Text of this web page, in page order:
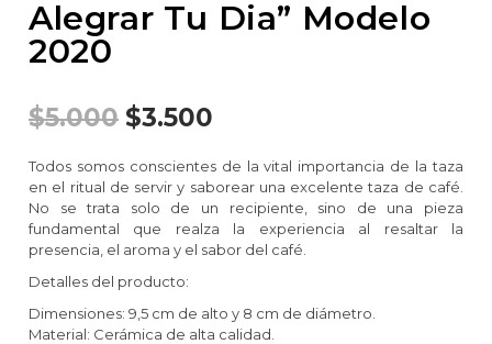
Alegrar Tu Dia” Modelo
2020
$5.000 $3.500
Todos somos conscientes de la vital importancia de la taza
en el ritual de servir y saborear una excelente taza de café.
No se trata solo de un recipiente, sino de una pieza
fundamental que realza la experiencia al resaltar la
presencia, el aroma y el sabor del café.
Detalles del producto:
Dimensiones: 9,5 cm de alto y 8 cm de diámetro.
Material: Cerámica de alta calidad.